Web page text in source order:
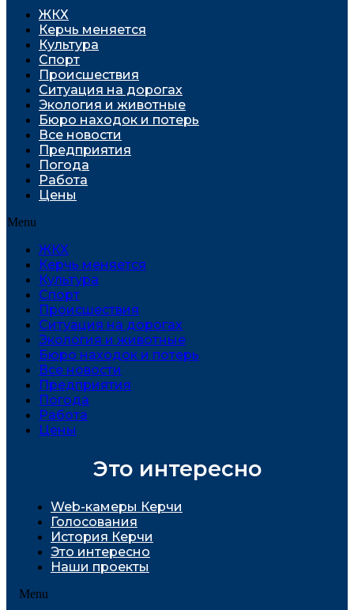
ЖКХ
Керчь меняется
Культура
Спорт
Проиcшествия
Ситуация на дорогах
Экология и животные
Бюро находок и потерь
Все новости
Предприятия
Погода
Работа
Цены
Menu
ЖКХ
Керчь меняется
Культура
Спорт
Проиcшествия
Ситуация на дорогах
Экология и животные
Бюро находок и потерь
Все новости
Предприятия
Погода
Работа
Цены
Это интересно
Web-камеры Керчи
Голосования
История Керчи
Это интересно
Наши проекты
Menu